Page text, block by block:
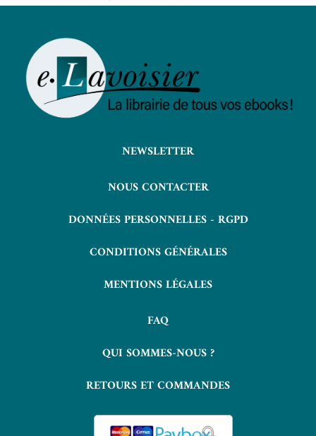
NEWSLETTER
NOUS CONTACTER
DONNÉES PERSONNELLES - RGPD
CONDITIONS GÉNÉRALES
MENTIONS LÉGALES
FAQ
QUI SOMMES-NOUS ?
RETOURS ET COMMANDES